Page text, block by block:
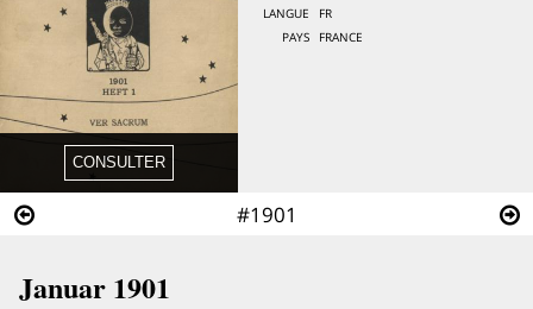
#1901
LANGUE
FR
PAYS
FRANCE
Januar 1901